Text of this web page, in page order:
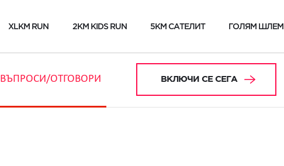
XLKM RUN 2KM KIDS RUN 5KM САТЕЛИТ ГОЛЯМ ШЛЕМ
ВЪПРОСИ/ОТГОВОРИ ВКЛЮЧИ СЕ СЕГА